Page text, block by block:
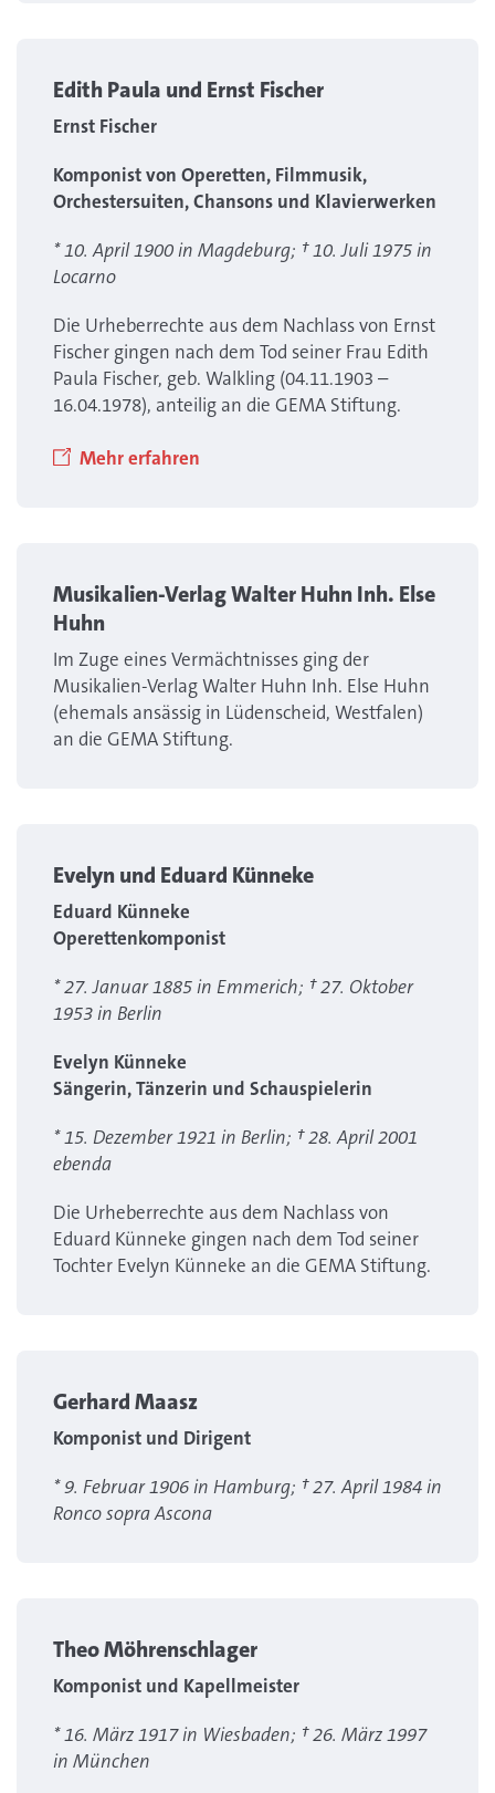
Edith Paula und Ernst Fischer
Ernst Fischer
Komponist von Operetten, Filmmusik,
Orchestersuiten, Chansons und Klavierwerken
* 10. April 1900 in Magdeburg; † 10. Juli 1975 in
Locarno
Die Urheberrechte aus dem Nachlass von Ernst
Fischer gingen nach dem Tod seiner Frau Edith
Paula Fischer, geb. Walkling (04.11.1903 –
16.04.1978), anteilig an die GEMA Stiftung.
Mehr erfahren
Musikalien-Verlag Walter Huhn Inh. Else
Huhn
Im Zuge eines Vermächtnisses ging der
Musikalien-Verlag Walter Huhn Inh. Else Huhn
(ehemals ansässig in Lüdenscheid, Westfalen)
an die GEMA Stiftung.
Evelyn und Eduard Künneke
Eduard Künneke
Operettenkomponist
* 27. Januar 1885 in Emmerich; † 27. Oktober
1953 in Berlin
Evelyn Künneke
Sängerin, Tänzerin und Schauspielerin​​​​​​​
* 15. Dezember 1921 in Berlin; † 28. April 2001
ebenda
Die Urheberrechte aus dem Nachlass von
Eduard Künneke gingen nach dem Tod seiner
Tochter Evelyn Künneke an die GEMA Stiftung.
Gerhard Maasz
Komponist und Dirigent
* 9. Februar 1906 in Hamburg; † 27. April 1984 in
Ronco sopra Ascona
Theo Möhrenschlager
Komponist und Kapellmeister
* 16. März 1917 in Wiesbaden; † 26. März 1997
in München